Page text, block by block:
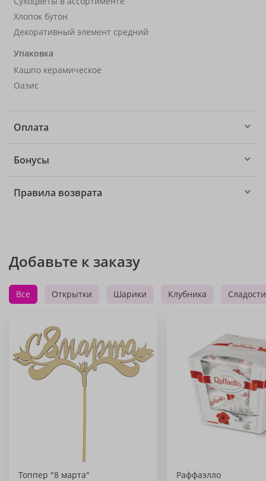
Хлопок бутон
Декоративный элемент средний
Упаковка
Кашпо керамическое
Оазис
Оплата
Бонусы
Правила возврата
Добавьте к заказу
Все Открытки Шарики Клубника Сладости
Топпер "8 марта" Раффаэлло